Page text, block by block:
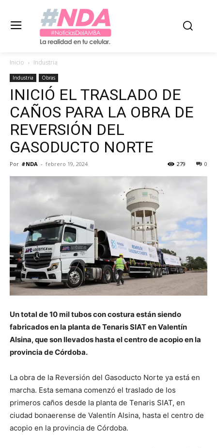
Inicio Industria
Industria Obras
INICIÓ EL TRASLADO DE
CAÑOS PARA LA OBRA DE
REVERSIÓN DEL
GASODUCTO NORTE
Por #NDA - febrero 19, 2024 0
279
Un total de 10 mil tubos con costura están siendo
fabricados en la planta de Tenaris SIAT en Valentín
Alsina, que son llevados hasta el centro de acopio en la
provincia de Córdoba.
La obra de la Reversión del Gasoducto Norte ya está en
marcha. Esta semana comenzó el traslado de los
primeros caños desde la planta de Tenaris SIAT, en
ciudad bonaerense de Valentín Alsina, hasta el centro de
acopio en la provincia de Córdoba.